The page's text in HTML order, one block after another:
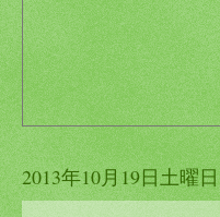
2013年10月19日土曜日